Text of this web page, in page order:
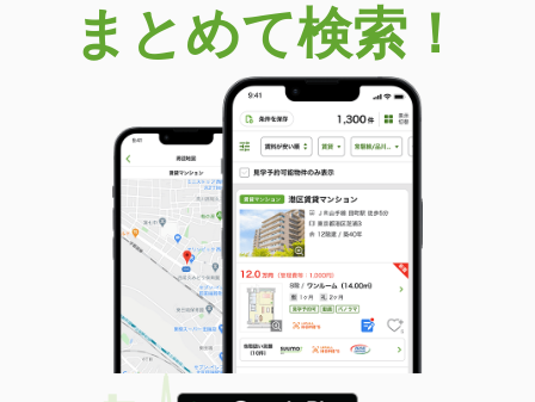
まとめて検索！